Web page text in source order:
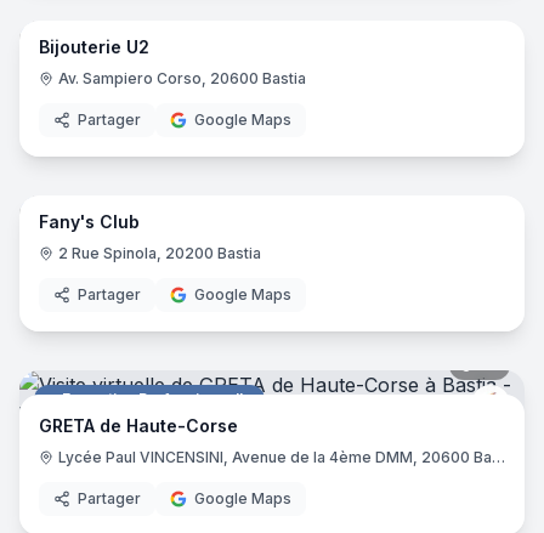
Bijouterie
Bijouterie U2
Av. Sampiero Corso, 20600 Bastia
Partager Google Maps
Bar
7
Fany's Club
2 Rue Spinola, 20200 Bastia
Partager Google Maps
Formation Professionnelle
GRETA de Haute-Corse
Lycée Paul VINCENSINI, Avenue de la 4ème DMM, 20600 Bastia
Partager Google Maps